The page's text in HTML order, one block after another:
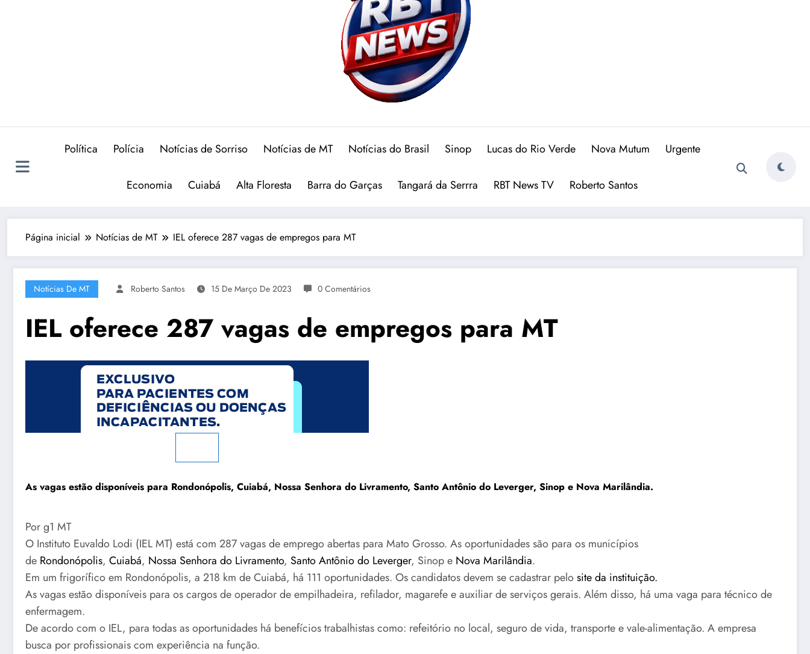
Política Polícia Notícias de Sorriso Notícias de MT Notícias do Brasil Sinop Lucas do Rio Verde Nova Mutum Urgente
Economia Cuiabá Alta Floresta Barra do Garças Tangará da Serrra RBT News TV Roberto Santos
Página inicial Notícias de MT IEL oferece 287 vagas de empregos para MT
Notícias De MT Roberto Santos 15 De Março De 2023 0 Comentários
IEL oferece 287 vagas de empregos para MT
As vagas estão disponíveis para Rondonópolis, Cuiabá, Nossa Senhora do Livramento, Santo Antônio do Leverger, Sinop e Nova Marilândia.
Por g1 MT
O Instituto Euvaldo Lodi (IEL MT) está com 287 vagas de emprego abertas para Mato Grosso. As oportunidades são para os municípios
de Rondonópolis, Cuiabá, Nossa Senhora do Livramento, Santo Antônio do Leverger, Sinop e Nova Marilândia.
Em um frigorífico em Rondonópolis, a 218 km de Cuiabá, há 111 oportunidades. Os candidatos devem se cadastrar pelosite da instituição.
As vagas estão disponíveis para os cargos de operador de empilhadeira, refilador, magarefe e auxiliar de serviços gerais. Além disso, há uma vaga para técnico de
enfermagem.
De acordo com o IEL, para todas as oportunidades há benefícios trabalhistas como: refeitório no local, seguro de vida, transporte e vale-alimentação. A empresa
busca por profissionais com experiência na função.